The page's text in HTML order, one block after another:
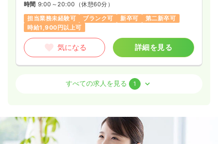
時間 9:00～20:00 （休憩60分）
担当業務未経験可
ブランク可 新卒可
第二新卒可
時給1,900円以上可
気になる 詳細を見る
正看護師
給与 30.0〜40.0
※一例
時間 10:00～20:00
（休憩60分）
すべての求人を見る 1